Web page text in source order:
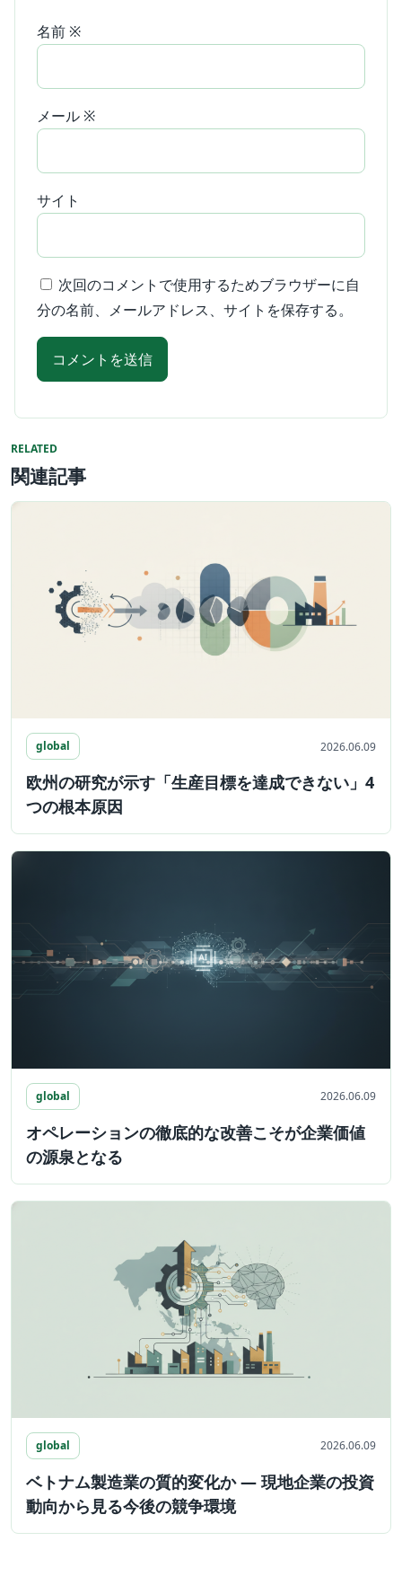
名前 ※
メール ※
サイト
次回のコメントで使用するためブラウザーに自
分の名前、メールアドレス、サイトを保存する。
RELATED
関連記事
global 2026.06.09
欧州の研究が示す「生産目標を達成できない」4
つの根本原因
global 2026.06.09
オペレーションの徹底的な改善こそが企業価値
の源泉となる
global 2026.06.09
ベトナム製造業の質的変化か ― 現地企業の投資
動向から見る今後の競争環境